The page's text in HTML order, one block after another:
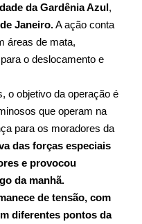
da Gardênia Azul,
Janeiro.A ação conta
áreas de mata,
o deslocamento e
o objetivo da operação é
que operam na
para os moradores da
das forças especiais
e provocou
da manhã.
de tensão, com
diferentes pontos da